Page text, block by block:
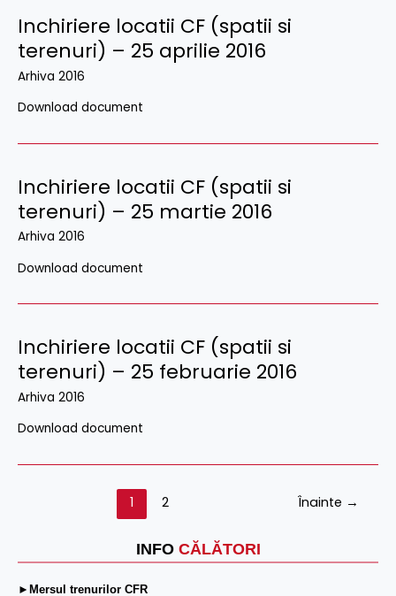
INFO CĂLĂTORI
►Mersul trenurilor CFR
Inchiriere locatii CF (spatii si
terenuri) – 25 aprilie 2016
Arhiva 2016
Download document
Inchiriere locatii CF (spatii si
terenuri) – 25 martie 2016
Arhiva 2016
Download document
Inchiriere locatii CF (spatii si
terenuri) – 25 februarie 2016
Arhiva 2016
Download document
1 2 Înainte →